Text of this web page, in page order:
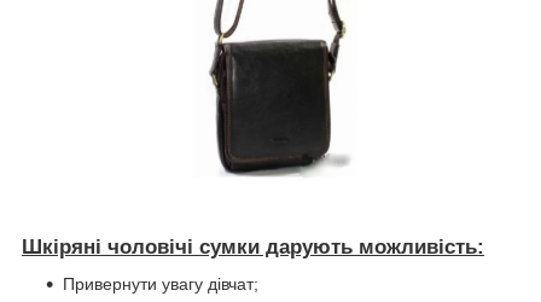
Шкіряні чоловічі сумки дарують можливість:
Привернути увагу дівчат;